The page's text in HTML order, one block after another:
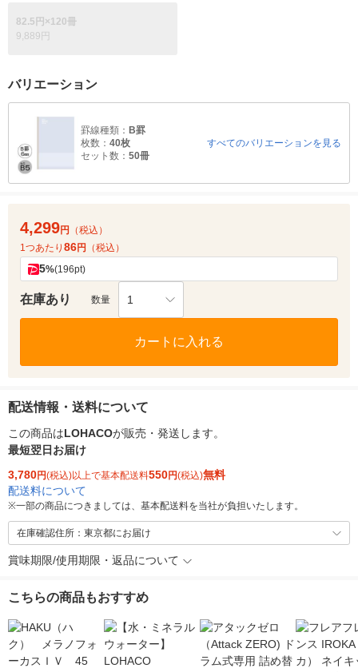
82.5円×120冊
9,889円
バリエーション
罫線種類： B罫
枚数： 40枚
セット数： 50冊
すべてのバリエーションを見る
4,299円
（税込）
1つあたり 86円 （税込）
5%(196pt)
在庫あり 数量 1
カートに入れる
配送情報・送料について
この商品はLOHACOが販売・発送します。
最短翌日お届け
3,780円(税込)以上で基本配送料550円(税込)無料
配送料について
※一部の商品につきましては、基本配送料を当社が負担いたします。
在庫確認住所：東京都にお届け
賞味期限/使用期限・返品について
こちらの商品もおすすめ